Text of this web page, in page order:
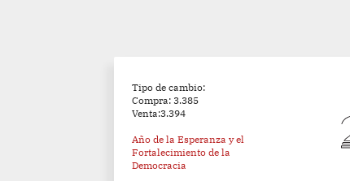
Tipo de cambio:
Compra: 3.385
Venta:3.394
Año de la Esperanza y el
Fortalecimiento de la
Democracia